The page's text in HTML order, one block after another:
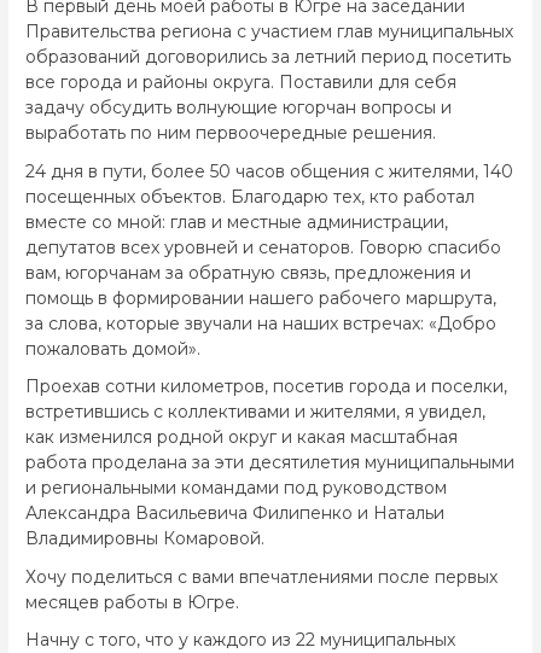
В первый день моей работы в Югре на заседании
Правительства региона с участием глав муниципальных
образований договорились за летний период посетить
все города и районы округа. Поставили для себя
задачу обсудить волнующие югорчан вопросы и
выработать по ним первоочередные решения.
24 дня в пути, более 50 часов общения с жителями, 140
посещенных объектов. Благодарю тех, кто работал
вместе со мной: глав и местные администрации,
депутатов всех уровней и сенаторов. Говорю спасибо
вам, югорчанам за обратную связь, предложения и
помощь в формировании нашего рабочего маршрута,
за слова, которые звучали на наших встречах: «Добро
пожаловать домой».
Проехав сотни километров, посетив города и поселки,
встретившись с коллективами и жителями, я увидел,
как изменился родной округ и какая масштабная
работа проделана за эти десятилетия муниципальными
и региональными командами под руководством
Александра Васильевича Филипенко и Натальи
Владимировны Комаровой.
Хочу поделиться с вами впечатлениями после первых
месяцев работы в Югре.
Начну с того, что у каждого из 22 муниципальных